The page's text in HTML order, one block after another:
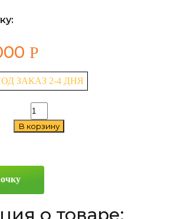
Р
ЗАКАЗ 2-4 ДНЯ
Количество
товара
Replay
ET47
Sil
В корзину
о товаре: